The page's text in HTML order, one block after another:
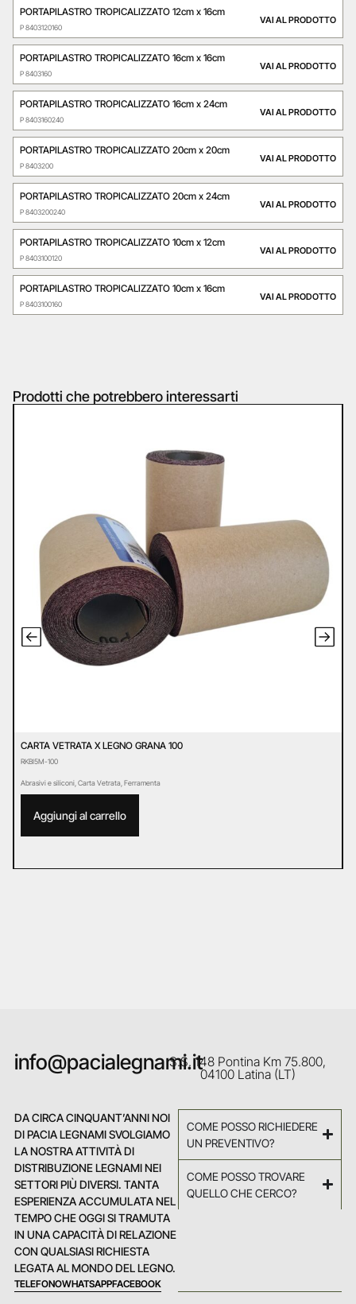
PORTAPILASTRO TROPICALIZZATO 12cm x 16cm
P 8403120160
VAI AL PRODOTTO
PORTAPILASTRO TROPICALIZZATO 16cm x 16cm
P 8403160
VAI AL PRODOTTO
PORTAPILASTRO TROPICALIZZATO 16cm x 24cm
P 8403160240
VAI AL PRODOTTO
PORTAPILASTRO TROPICALIZZATO 20cm x 20cm
P 8403200
VAI AL PRODOTTO
PORTAPILASTRO TROPICALIZZATO 20cm x 24cm
P 8403200240
VAI AL PRODOTTO
PORTAPILASTRO TROPICALIZZATO 10cm x 12cm
P 8403100120
VAI AL PRODOTTO
PORTAPILASTRO TROPICALIZZATO 10cm x 16cm
P 8403100160
VAI AL PRODOTTO
Prodotti che potrebbero interessarti
CARTA VETRATA X LEGNO GRANA 100
RKBI5M-100
Abrasivi e siliconi Carta Vetrata Ferramenta
Aggiungi al carrello
info@pacialegnami.itS.S. 148 Pontina Km 75.800,
04100 Latina (LT)
DA CIRCA CINQUANT’ANNI NOI
DI PACIA LEGNAMI SVOLGIAMO
LA NOSTRA ATTIVITÀ DI
DISTRIBUZIONE LEGNAMI NEI
SETTORI PIÙ DIVERSI. TANTA
ESPERIENZA ACCUMULATA NEL
TEMPO CHE OGGI SI TRAMUTA
IN UNA CAPACITÀ DI RELAZIONE
CON QUALSIASI RICHIESTA
LEGATA AL MONDO DEL LEGNO.
TELEFONOWHATSAPPFACEBOOK
COME POSSO RICHIEDERE
UN PREVENTIVO?
COME POSSO TROVARE
QUELLO CHE CERCO?